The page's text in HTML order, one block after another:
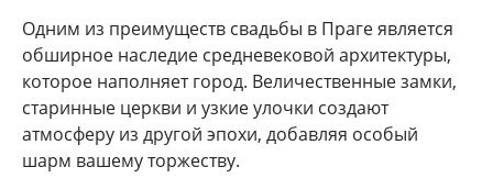
Одним из преимуществ свадьбы в Праге является
обширное наследие средневековой архитектуры,
которое наполняет город. Величественные замки,
старинные церкви и узкие улочки создают
атмосферу из другой эпохи, добавляя особый
шарм вашему торжеству.